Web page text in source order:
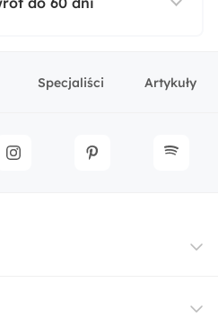
Specjaliści Artykuły